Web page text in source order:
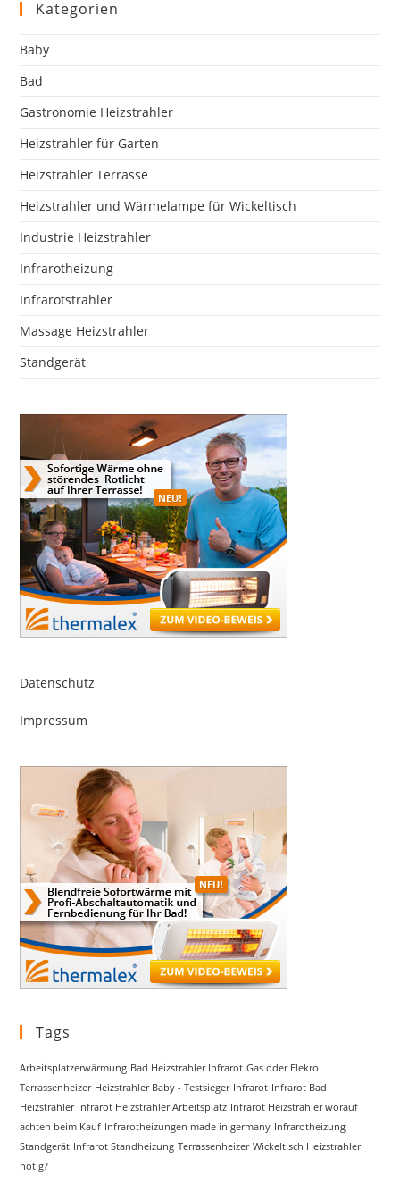
Kategorien
Baby
Bad
Gastronomie Heizstrahler
Heizstrahler für Garten
Heizstrahler Terrasse
Heizstrahler und Wärmelampe für Wickeltisch
Industrie Heizstrahler
Infrarotheizung
Infrarotstrahler
Massage Heizstrahler
Standgerät
Datenschutz
Impressum
Tags
Arbeitsplatzerwärmung Bad Heizstrahler Infrarot Gas oder Elekro
Terrassenheizer Heizstrahler Baby - Testsieger Infrarot Infrarot Bad
Heizstrahler Infrarot Heizstrahler Arbeitsplatz Infrarot Heizstrahler worauf
achten beim Kauf Infrarotheizungen made in germany Infrarotheizung
Standgerät Infrarot Standheizung Terrassenheizer Wickeltisch Heizstrahler
nötig?